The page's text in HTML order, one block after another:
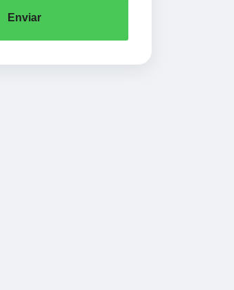
Enviar